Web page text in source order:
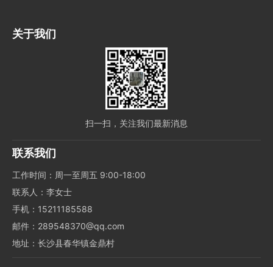
关于我们
扫一扫，关注我们最新消息
联系我们
工作时间：周一至周五 9:00-18:00
联系人：李女士
手机：15211185588
邮件：289548370@qq.com
地址：长沙县春华镇金鼎村